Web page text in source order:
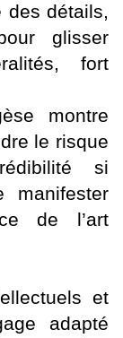
des détails,
glisser
fort
montre
le risque
si
manifester
de l’art
et
adapté